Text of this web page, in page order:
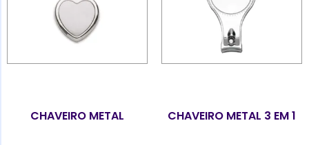
CHAVEIRO METAL CHAVEIRO METAL 3 EM 1